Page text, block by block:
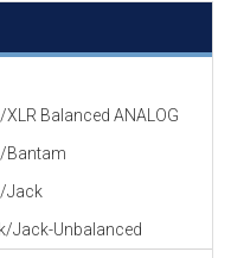
Balanced ANALOG
Bantam
Jack
Jack-Unbalanced